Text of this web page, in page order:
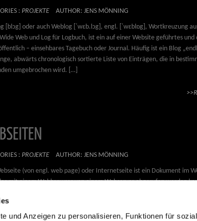
und Anzeigen zu personalisieren, Funktionen für
: PROJEKTE AUTHOR: JENS MÖNNING
[blɔg] oder auch Weblog [ˈwɛb.lɔg], engl. [ˈwɛblɒg], Wortkreuzung
Web und Log für Logbuch, ist ein auf einer Website geführtes und
– einsehbares Tagebuch oder Journal. Häufig ist ein Blog
abwärts chronologisch sortierte Liste von Einträgen, die in
umgebrochen wird. […]
: PROJEKTE AUTHOR: JENS MÖNNING
(von engl. web page) oder Internetseite ist ein Dokument im
mit einem Webbrowser von einem Webserver abgerufen werden
verwendet, also für den gesamten Internetauftritt eines
oder Privatperson. Sie haben […]